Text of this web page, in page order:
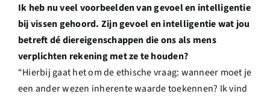
Ik heb nu veel voorbeelden van gevoel en intelligentie
bij vissen gehoord. Zijn gevoel en intelligentie wat jou
betreft dé diereigenschappen die ons als mens
verplichten rekening met ze te houden?
“Hierbij gaat het om de ethische vraag: wanneer moet je
een ander wezen inherente waarde toekennen? Ik vind